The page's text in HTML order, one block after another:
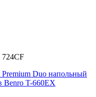
Duo напольный
Benro T-660EX